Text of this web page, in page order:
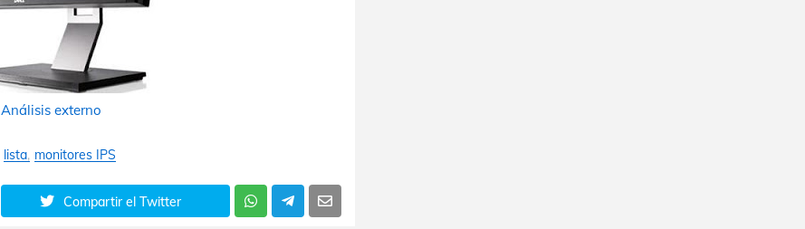
Análisis externo
lista monitores IPS
Compartir el Twitter